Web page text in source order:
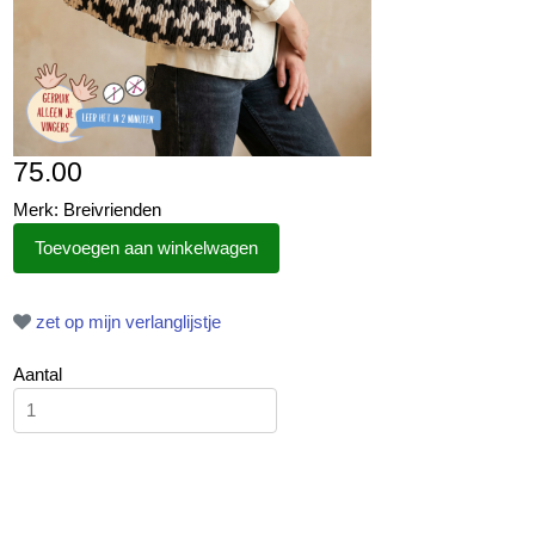
75.00
Merk: Breivrienden
zet op mijn verlanglijstje
Aantal